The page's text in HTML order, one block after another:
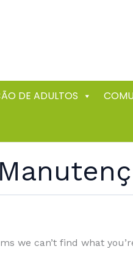
DE ADULTOS
we can’t find what